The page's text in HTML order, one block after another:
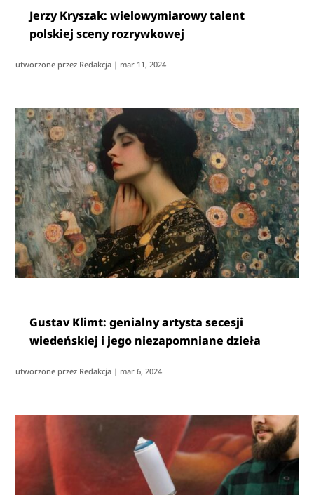
Jerzy Kryszak: wielowymiarowy talent
polskiej sceny rozrywkowej
utworzone przez Redakcja | mar 11, 2024
Gustav Klimt: genialny artysta secesji
wiedeńskiej i jego niezapomniane dzieła
utworzone przez Redakcja | mar 6, 2024